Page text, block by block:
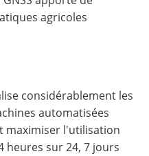
agricoles
considérablement les
automatisées
maximiser l'utilisation
heures sur 24, 7 jours